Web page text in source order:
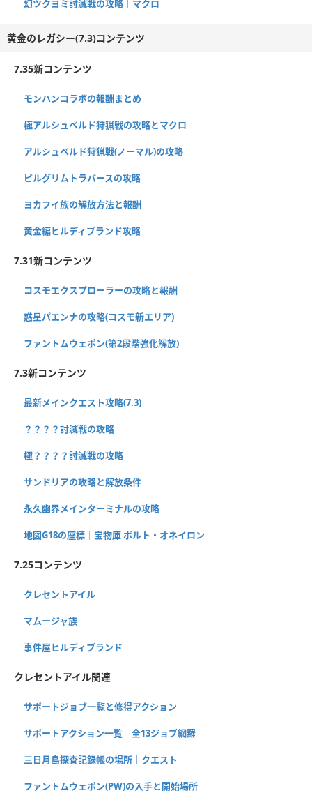
幻ツクヨミ討滅戦の攻略｜マクロ
黄金のレガシー(7.3)コンテンツ
7.35新コンテンツ
モンハンコラボの報酬まとめ
極アルシュベルド狩猟戦の攻略とマクロ
アルシュベルド狩猟戦(ノーマル)の攻略
ピルグリムトラバースの攻略
ヨカフイ族の解放方法と報酬
黄金編ヒルディブランド攻略
7.31新コンテンツ
コスモエクスプローラーの攻略と報酬
惑星パエンナの攻略(コスモ新エリア)
ファントムウェポン(第2段階強化解放)
7.3新コンテンツ
最新メインクエスト攻略(7.3)
？？？？討滅戦の攻略
極？？？？討滅戦の攻略
サンドリアの攻略と解放条件
永久幽界メインターミナルの攻略
地図G18の座標│宝物庫 ボルト・オネイロン
7.25コンテンツ
クレセントアイル
マムージャ族
事件屋ヒルディブランド
クレセントアイル関連
サポートジョブ一覧と修得アクション
サポートアクション一覧｜全13ジョブ網羅
三日月島探査記録帳の場所｜クエスト
ファントムウェポン(PW)の入手と開始場所